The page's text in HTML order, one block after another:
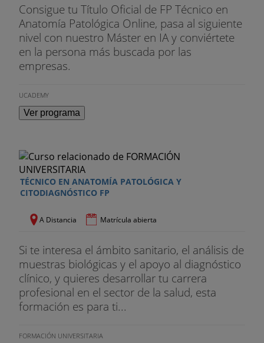
Consigue tu Título Oficial de FP Técnico en
Anatomía Patológica Online, pasa al siguiente
nivel con nuestro Máster en IA y conviértete
en la persona más buscada por las
empresas.
UCADEMY
Ver programa
TÉCNICO EN ANATOMÍA PATOLÓGICA Y
CITODIAGNÓSTICO FP
A Distancia Matrícula abierta
Si te interesa el ámbito sanitario, el análisis de
muestras biológicas y el apoyo al diagnóstico
clínico, y quieres desarrollar tu carrera
profesional en el sector de la salud, esta
formación es para ti...
FORMACIÓN UNIVERSITARIA